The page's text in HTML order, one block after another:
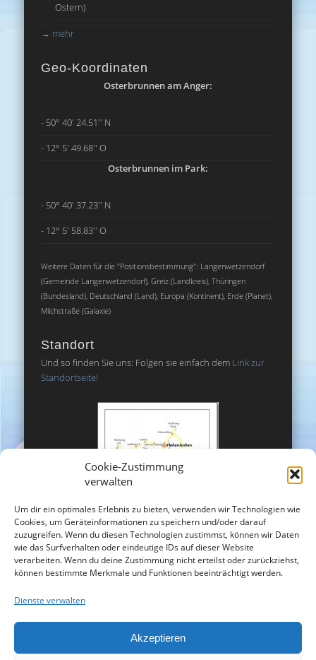
Cookie-Zustimmung
verwalten
Um dir ein optimales Erlebnis zu bieten, verwenden wir Technologien wie
Cookies, um Geräteinformationen zu speichern und/oder darauf
zuzugreifen. Wenn du diesen Technologien zustimmst, können wir Daten
wie das Surfverhalten oder eindeutige IDs auf dieser Website
verarbeiten. Wenn du deine Zustimmung nicht erteilst oder zurückziehst,
können bestimmte Merkmale und Funktionen beeinträchtigt werden.
Dienste verwalten
Akzeptieren
Ostern)
→ mehr
Geo-Koordinaten
Osterbrunnen am Anger:
- 50° 40' 24.51'' N
- 12° 5' 49.68'' O
Osterbrunnen im Park:
- 50° 40' 37.23'' N
- 12° 5' 58.83'' O
Weitere Daten für die "Positionsbestimmung": Langenwetzendorf
(Gemeinde Langenwetzendorf), Greiz (Landkreis), Thüringen
(Bundesland), Deutschland (Land), Europa (Kontinent), Erde (Planet),
Milchstraße (Galaxie)
Standort
Und so finden Sie uns: Folgen sie einfach dem Link zur
Standortseite!